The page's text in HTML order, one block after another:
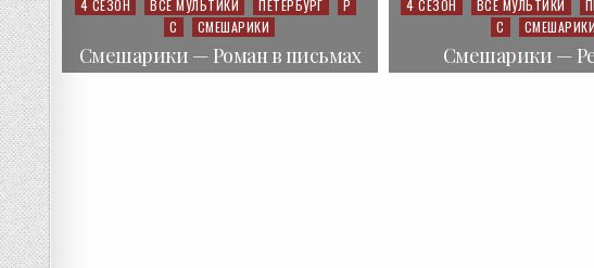
ГОРОХ
Posted
4 СЕЗОН ВСЕ МУЛЬТИКИ ПЕТЕРБУРГ
Р
С
СМЕШАРИКИ
Смешарики — Роман в письмах
Posted
4 СЕЗОН ВСЕ МУЛЬТИКИ
С
СМЕШАРИКИ
Смешарики —